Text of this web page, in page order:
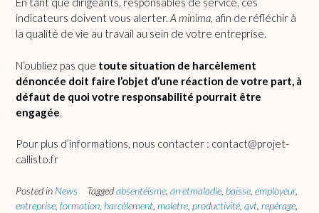
indicateurs doivent vous alerter. A minima, afin de réfléchir à
la qualité de vie au travail au sein de votre entreprise.
N’oubliez pas que toute situation de harcèlement
dénoncée doit faire l’objet d’une réaction de votre part, à
défaut de quoi votre responsabilité pourrait être
engagée
Pour plus d’informations, nous contacter : contact@projet-
callisto.fr
Posted in News Taggedabsentéisme arretmaladie baisse employeur,
entreprise formation harcèlement maletre productivité qvt repérage